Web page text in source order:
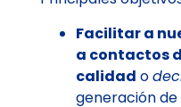
Facilitar a
a contactos
calidad o
generación de